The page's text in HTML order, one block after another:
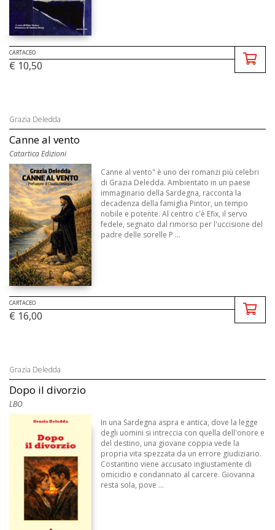
CARTACEO
€ 10,50
Grazia Deledda
Canne al vento
Catartica Edizioni
Canne al vento" è uno dei romanzi più celebri
di Grazia Deledda. Ambientato in un paese
immaginario della Sardegna, racconta la
decadenza della famiglia Pintor, un tempo
nobile e potente. Al centro c'è Efix, il servo
fedele, segnato dal rimorso per l'uccisione del
padre delle sorelle P ...
CARTACEO
€ 16,00
Grazia Deledda
Dopo il divorzio
LBO
In una Sardegna aspra e antica, dove la legge
degli uomini si intreccia con quella dell'onore e
del destino, una giovane coppia vede la
propria vita spezzata da un errore giudiziario.
Costantino viene accusato ingiustamente di
omicidio e condannato al carcere. Giovanna
resta sola, pove ...